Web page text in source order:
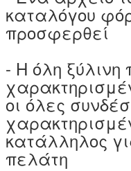
καταλόγου
προσφερθεί
- Η όλη ξύλινη
οι όλες
κατάλληλος
πελάτη